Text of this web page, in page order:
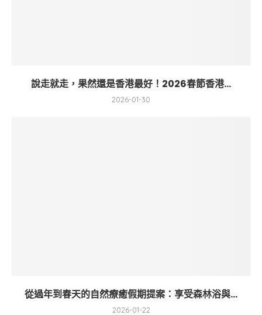
說走就走，果然還是香港最好！2026春節香港...
2026-01-30
從過年到春天的自然療癒假期提案：享受森林浴與...
2026-01-22